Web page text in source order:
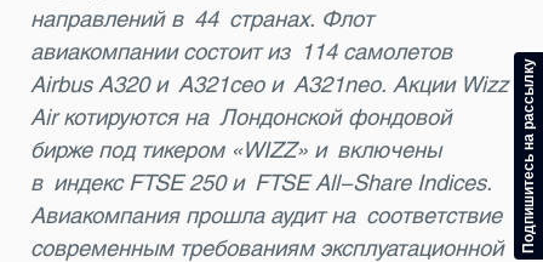
направлений в 44 странах. Флот
авиакомпании состоит из 114 самолетов
Airbus A320 и A321ceo и A321neo. Акции Wizz
Air котируются на Лондонской фондовой
бирже под тикером «WIZZ» и включены
в индекс FTSE 250 и FTSE All-Share Indices.
Авиакомпания прошла аудит на соответствие
современным требованиям эксплуатационной
Подпишитесь на рассылку